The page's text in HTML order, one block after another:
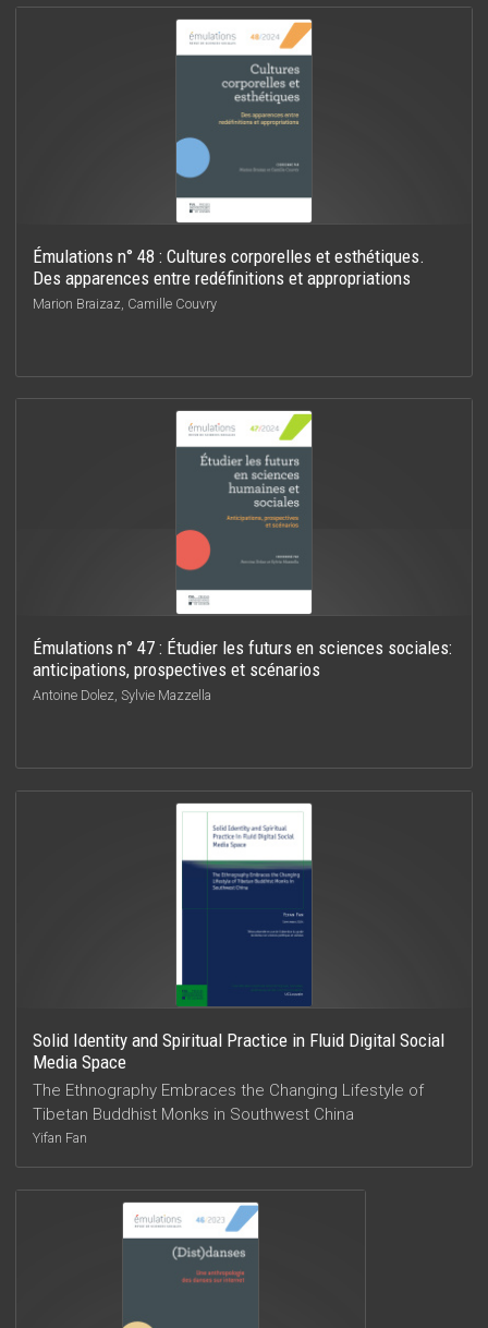
Émulations n° 48 : Cultures corporelles et esthétiques.
Des apparences entre redéfinitions et appropriations
Marion Braizaz, Camille Couvry
Émulations n° 47 : Étudier les futurs en sciences sociales:
anticipations, prospectives et scénarios
Antoine Dolez, Sylvie Mazzella
Solid Identity and Spiritual Practice in Fluid Digital Social
Media Space
The Ethnography Embraces the Changing Lifestyle of
Tibetan Buddhist Monks in Southwest China
Yifan Fan